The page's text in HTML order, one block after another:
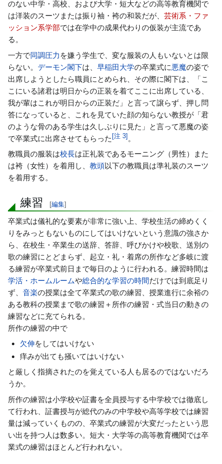
のない中学・高校、および大学・短大などの高等教育機関で
は洋装のスーツまたは振り袖・袴の和装だが、 芸術系・ ファ
ッション系学部では在学中の成果代わりの仮装が主流であ
る。
一方で同調圧力 を嫌う学生で、変な服装の人もいないとは限
らない。 デーモン閣下は、 早稲田大学の卒業式に悪魔の姿で
出席しようとしたら職員にとめられ、その際に閣下は、「こ
こにいる諸君は明日からの正装を着てここに出席している、
我が輩はこれが明日からの正装だ」と言って譲らず、押し問
答になっていると、これを見ていた顔の知らない教授が「君
のような骨のある学生は久しぶりに見た」と言って悪魔の姿
で卒業式に出席させてもらった [注 3] 。
教職員の服装は校長は正礼装であるモーニング（男性）また
は袴（女性）を着用し、 教頭以下の教職員は準礼装のスーツ
を着用する。
練習 [編集]
卒業式は儀礼的な要素が非常に強い上、学校生活の締めくく
りをみっともないものにしてはいけないという意識の強さか
ら、在校生・卒業生の送辞、答辞、呼びかけや校歌、送別の
歌の練習にとどまらず、起立・礼・着席の所作など多岐に渡
る練習が卒業式前日まで毎日のように行われる。練習時間は
学活・ホームルームや総合的な学習の時間だけでは到底足り
ず、 音楽の授業は全て卒業式の歌の練習、授業進行に余裕の
ある教科の授業まで歌の練習＋所作の練習・式当日の動きの
練習などに充てられる。
所作の練習の中で
欠伸をしてはいけない
痒みが出ても掻いてはいけない
と厳しく指摘されたのを覚えている人も居るのではないだろ
うか。
所作の練習は小学校や証書を全員授与する中学校では徹底し
て行われ、証書授与が総代のみの中学校や高等学校では練習
量は減っていくものの、卒業式の練習が大変だったという思
い出を持つ人は数多い。短大・大学等の高等教育機関では卒
業式の練習はほとんど行われない。